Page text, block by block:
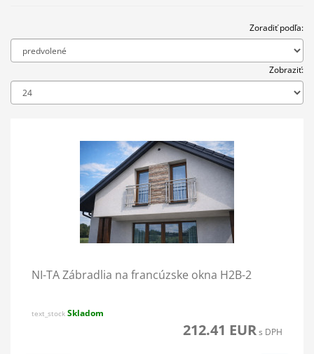
Zoradiť podľa:
Zobraziť:
NI-TA Zábradlia na francúzske okna H2B-2
text_stock Skladom
212.41 EURs DPH